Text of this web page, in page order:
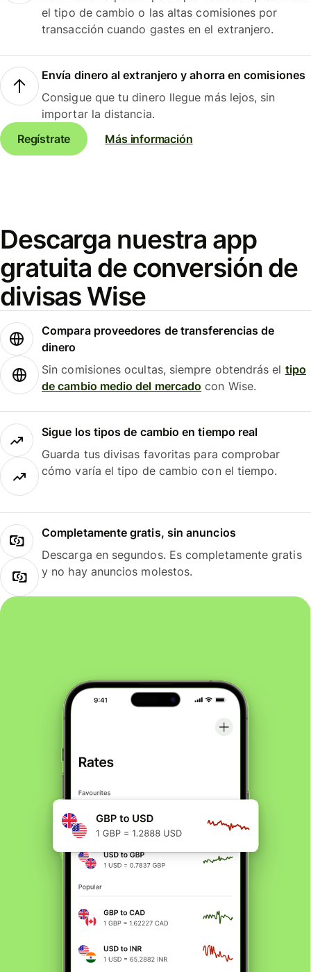
el tipo de cambio o las altas comisiones por
transacción cuando gastes en el extranjero.
Envía dinero al extranjero y ahorra en comisiones
Consigue que tu dinero llegue más lejos, sin
importar la distancia.
Regístrate
Más información
Descarga nuestra app
gratuita de conversión de
divisas Wise
Compara proveedores de transferencias de
dinero
Sin comisiones ocultas, siempre obtendrás el tipo
de cambio medio del mercado con Wise.
Sigue los tipos de cambio en tiempo real
Guarda tus divisas favoritas para comprobar
cómo varía el tipo de cambio con el tiempo.
Completamente gratis, sin anuncios
Descarga en segundos. Es completamente gratis
y no hay anuncios molestos.